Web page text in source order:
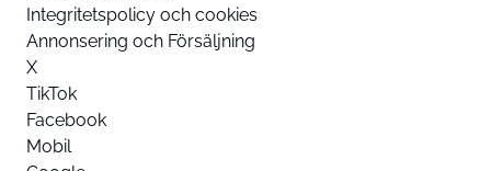
Integritetspolicy och cookies
Annonsering och Försäljning
X
TikTok
Facebook
Mobil